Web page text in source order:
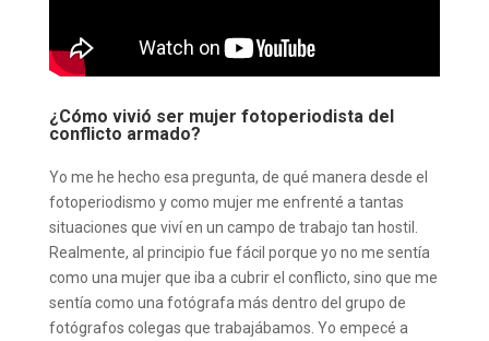
¿Cómo vivió ser mujer fotoperiodista del
conflicto armado?
Yo me he hecho esa pregunta, de qué manera desde el
fotoperiodismo y como mujer me enfrenté a tantas
situaciones que viví en un campo de trabajo tan hostil.
Realmente, al principio fue fácil porque yo no me sentía
como una mujer que iba a cubrir el conflicto, sino que me
sentía como una fotógrafa más dentro del grupo de
fotógrafos colegas que trabajábamos. Yo empecé a